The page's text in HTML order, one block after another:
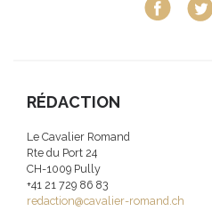
RÉDACTION
Le Cavalier Romand
Rte du Port 24
CH-1009 Pully
+41 21 729 86 83
redaction@cavalier-romand.ch